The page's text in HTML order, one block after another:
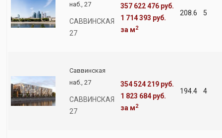
наб., 27
САВВИНСКАЯ
27
357 622 476 руб.
1 714 393 руб.
за м2
208.6 5
Саввинская
наб., 27
САВВИНСКАЯ
27
354 524 219 руб.
1 823 684 руб.
за м2
194.4 4